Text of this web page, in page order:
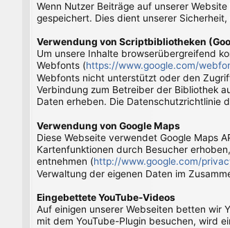
Wenn Nutzer Beiträge auf unserer
gespeichert. Dies dient unserer
Verwendung von Scriptbibliotheken
Um unsere Inhalte browserübergreifend
Webfonts (https://www.google.com/
Webfonts nicht unterstützt oder den
Verbindung zum Betreiber der Bibliothek
Daten erheben. Die Datenschutzrichtlinie
Verwendung von Google Maps
Diese Webseite verwendet Google Maps
Kartenfunktionen durch Besucher
entnehmen (http://www.google.com/
Verwaltung der eigenen Daten im
Eingebettete YouTube-Videos
Auf einigen unserer Webseiten betten wir
mit dem YouTube-Plugin besuchen, wird